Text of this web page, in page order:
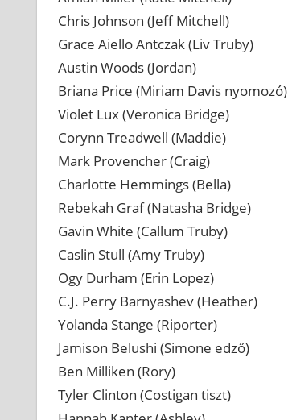
Chris Johnson (Jeff Mitchell)
Grace Aiello Antczak (Liv Truby)
Austin Woods (Jordan)
Briana Price (Miriam Davis nyomozó)
Violet Lux (Veronica Bridge)
Corynn Treadwell (Maddie)
Mark Provencher (Craig)
Charlotte Hemmings (Bella)
Rebekah Graf (Natasha Bridge)
Gavin White (Callum Truby)
Caslin Stull (Amy Truby)
Ogy Durham (Erin Lopez)
C.J. Perry Barnyashev (Heather)
Yolanda Stange (Riporter)
Jamison Belushi (Simone edző)
Ben Milliken (Rory)
Tyler Clinton (Costigan tiszt)